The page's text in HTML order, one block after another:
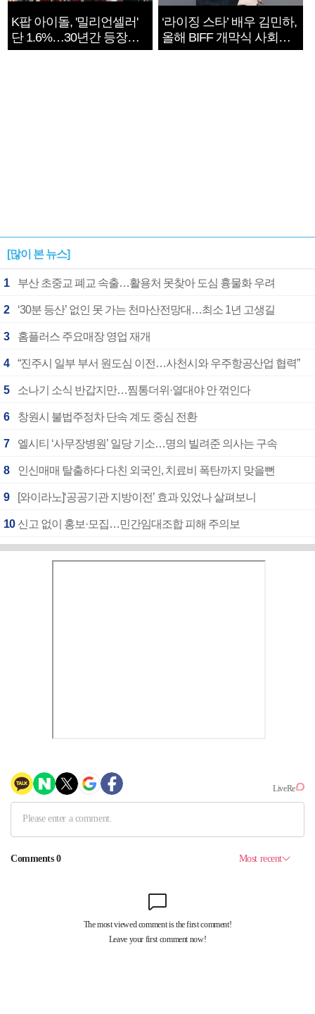
K팝 아이돌, '밀리언셀러'
단 1.6%…30년간 등장
1182개팀 전수조사
‘라이징 스타’ 배우 김민하,
올해 BIFF 개막식 사회자
확정
[많이 본 뉴스]
1 부산 초중교 폐교 속출…활용처 못찾아 도심 흉물화 우려
2 ‘30분 등산’ 없인 못 가는 천마산전망대…최소 1년 고생길
3 홈플러스 주요매장 영업 재개
4 “진주시 일부 부서 원도심 이전…사천시와 우주항공산업 협력”
5 소나기 소식 반갑지만…찜통더위·열대야 안 꺾인다
6 창원시 불법주정차 단속 계도 중심 전환
7 엘시티 ‘사무장병원’ 일당 기소…명의 빌려준 의사는 구속
8 인신매매 탈출하다 다친 외국인, 치료비 폭탄까지 맞을뻔
9 [와이라노]‘공공기관 지방이전’ 효과 있었나 살펴보니
10 신고 없이 홍보·모집…민간임대조합 피해 주의보